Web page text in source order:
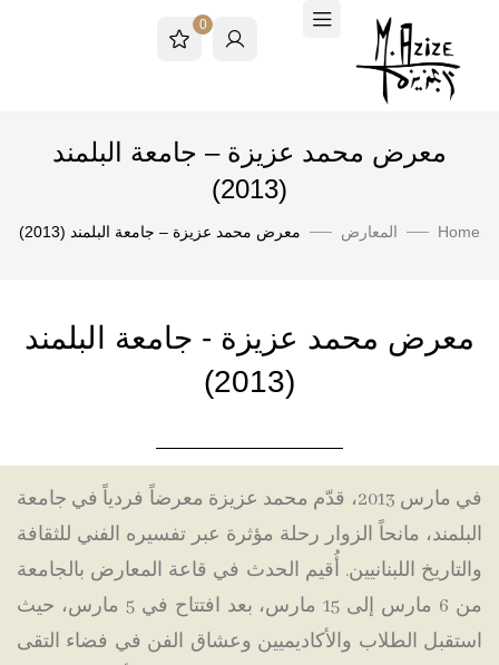
0
معرض محمد عزيزة – جامعة البلمند
(2013)
Home المعارض معرض محمد عزيزة – جامعة البلمند (2013)
معرض محمد عزيزة - جامعة البلمند
(2013)
في مارس 2013، قدّم محمد عزيزة معرضاً فردياً في جامعة
البلمند، مانحاً الزوار رحلة مؤثرة عبر تفسيره الفني للثقافة
والتاريخ اللبنانيين. أُقيم الحدث في قاعة المعارض بالجامعة
من 6 مارس إلى 15 مارس، بعد افتتاح في 5 مارس، حيث
استقبل الطلاب والأكاديميين وعشاق الفن في فضاء التقى